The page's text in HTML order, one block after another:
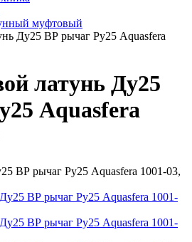
муфтовый
Ду25 ВР рычаг Ру25 Aquasfera
латунь Ду25
Aquasfera
ВР рычаг Ру25 Aquasfera 1001-03,